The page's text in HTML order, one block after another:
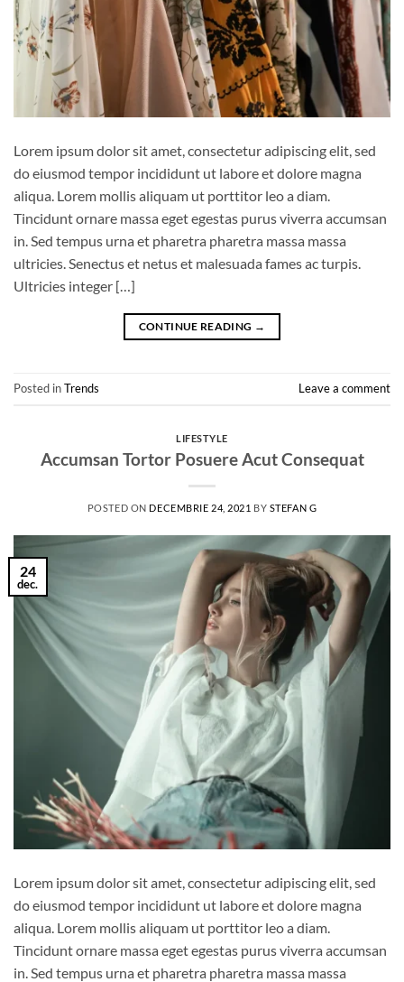
Lorem ipsum dolor sit amet, consectetur adipiscing elit, sed
do eiusmod tempor incididunt ut labore et dolore magna
aliqua. Lorem mollis aliquam ut porttitor leo a diam.
Tincidunt ornare massa eget egestas purus viverra accumsan
in. Sed tempus urna et pharetra pharetra massa massa
ultricies. Senectus et netus et malesuada fames ac turpis.
Ultricies integer […]
CONTINUE READING →
Posted inTrends Leave a comment
LIFESTYLE
Accumsan Tortor Posuere Acut Consequat
POSTED ON DECEMBRIE 24, 2021 BY STEFAN G
24
dec.
Lorem ipsum dolor sit amet, consectetur adipiscing elit, sed
do eiusmod tempor incididunt ut labore et dolore magna
aliqua. Lorem mollis aliquam ut porttitor leo a diam.
Tincidunt ornare massa eget egestas purus viverra accumsan
in. Sed tempus urna et pharetra pharetra massa massa